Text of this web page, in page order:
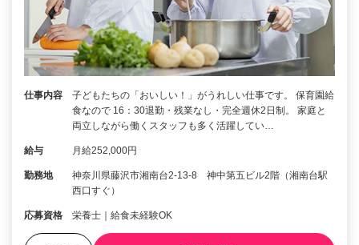
仕事内容
子どもたちの「おいしい！」がうれしい仕事です。 保育園給
食なので 16：30退勤・残業なし・完全週休2日制。 家庭と
両立しながら働くスタッフも多く活躍してい…
給与 月給252,000円
勤務地
神奈川県藤沢市湘南台2-13-8 神中第五ビル2階（湘南台駅
西口すぐ）
応募資格 栄養士｜給食未経験OK